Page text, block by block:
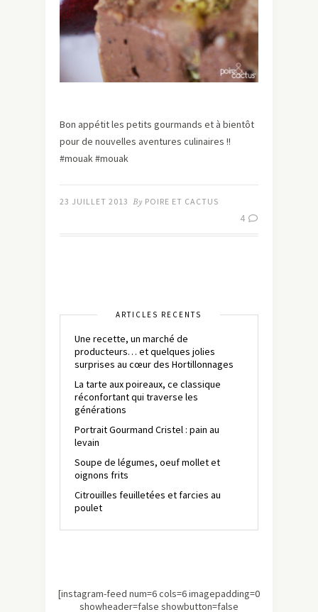
Bon appétit les petits gourmands et à bientôt
pour de nouvelles aventures culinaires !!
#mouak #mouak
23 JUILLET 2013 By POIRE ET CACTUS
4
ARTICLES RÉCENTS
Une recette, un marché de
producteurs… et quelques jolies
surprises au cœur des Hortillonnages
La tarte aux poireaux, ce classique
réconfortant qui traverse les
générations
Portrait Gourmand Cristel : pain au
levain
Soupe de légumes, oeuf mollet et
oignons frits
Citrouilles feuilletées et farcies au
poulet
[instagram-feed num=6 cols=6 imagepadding=0
showheader=false showbutton=false